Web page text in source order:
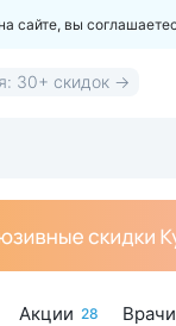
сайте, вы
30+ скидок →
Акции 28 Врачи